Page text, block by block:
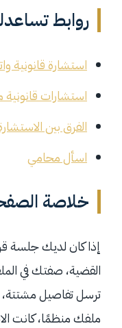
روابط
استشارة قانونية
استشارات قانونية
الفرق بين
اسأل محامي
خلاصة
إذا كان لديك جلسة
القضية، صفتك في
ترسل تفاصيل مشتتة،
ملفك منظمًا، كانت